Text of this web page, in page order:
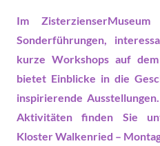
Im
Sonderführungen,
kurze Workshops auf
bietet Einblicke in die
inspirierende
Aktivitäten finden Sie
Kloster Walkenried –